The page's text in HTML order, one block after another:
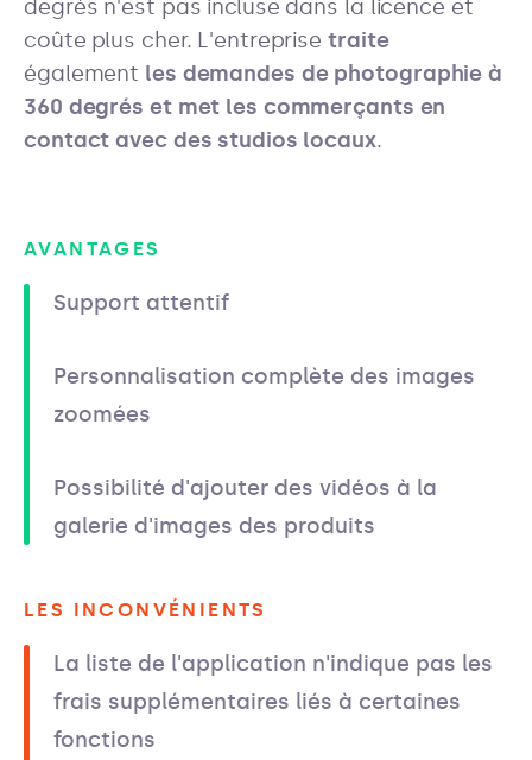
degrés n'est pas incluse dans la licence et
coûte plus cher. L'entreprise traite
également les demandes de photographie à
360 degrés et met les commerçants en
contact avec des studios locaux.
AVANTAGES
Support attentif
Personnalisation complète des images
zoomées
Possibilité d'ajouter des vidéos à la
galerie d'images des produits
LES INCONVÉNIENTS
La liste de l'application n'indique pas les
frais supplémentaires liés à certaines
fonctions